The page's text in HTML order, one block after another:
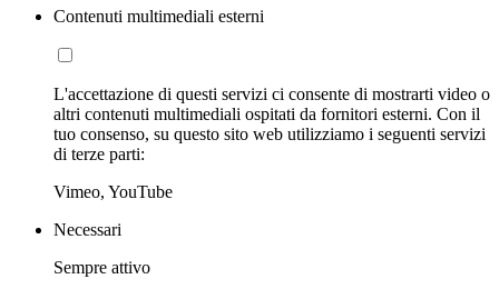
Contenuti multimediali esterni
L'accettazione di questi servizi ci consente di mostrarti video o
altri contenuti multimediali ospitati da fornitori esterni. Con il
tuo consenso, su questo sito web utilizziamo i seguenti servizi
di terze parti:
Vimeo, YouTube
Necessari
Sempre attivo